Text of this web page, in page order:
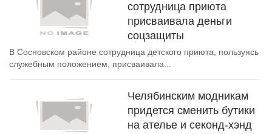
сотрудница приюта
присваивала деньги
соцзащиты
В Сосновском районе сотрудница детского приюта, пользуясь
служебным положением, присваивала...
Челябинским модникам
придется сменить бутики
на ателье и секонд-хэнд